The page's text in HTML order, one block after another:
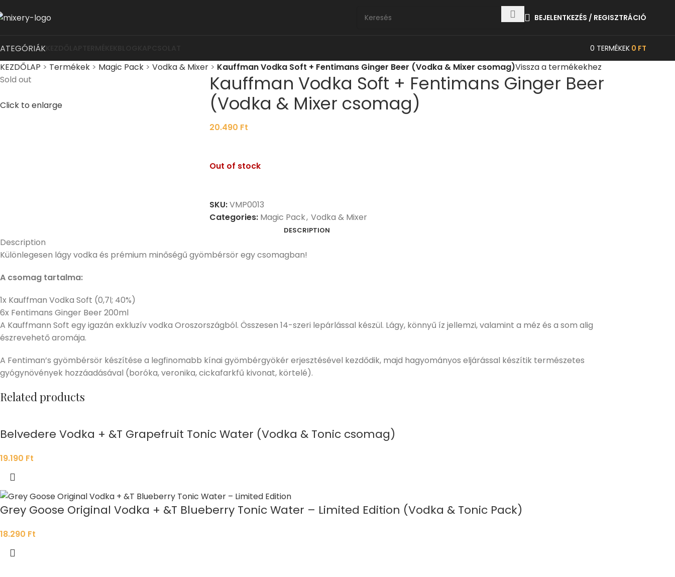
BEJELENTKEZÉS / REGISZTRÁCIÓ
0 TERMÉKEK 0 FT
KEZDŐLAP > Termékek > Magic Pack > Vodka & Mixer > Kauffman Vodka Soft + Fentimans Ginger Beer (Vodka & Mixer csomag)Vissza a termékekhez
Sold out
Click to enlarge
Kauffman Vodka Soft + Fentimans Ginger Beer
(Vodka & Mixer csomag)
20.490 Ft
Out of stock
SKU:VMP0013
Categories: Magic Pack, Vodka & Mixer
DESCRIPTION
Description
Különlegesen lágy vodka és prémium minőségű gyömbérsör egy csomagban!
A csomag tartalma:
1x Kauffman Vodka Soft (0,7l; 40%)
6x Fentimans Ginger Beer 200ml
A Kauffmann Soft egy igazán exkluzív vodka Oroszországból. Összesen 14-szeri lepárlással készül. Lágy, könnyű íz jellemzi, valamint a méz és a som alig
észrevehető aromája.
A Fentiman’s gyömbérsör készítése a legfinomabb kínai gyömbérgyökér erjesztésével kezdődik, majd hagyományos eljárással készítik természetes
gyógynövények hozzáadásával (boróka, veronika, cickafarkfű kivonat, körtelé).
Related products
Belvedere Vodka + &T Grapefruit Tonic Water (Vodka & Tonic csomag)
19.190 Ft
Grey Goose Original Vodka + &T Blueberry Tonic Water – Limited Edition (Vodka & Tonic Pack)
18.290 Ft